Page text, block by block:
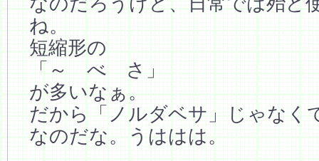
ね。
短縮形の
「～ べ さ」
が多いなぁ。
だから「ノルダベサ」じゃなく
なのだな。うははは。